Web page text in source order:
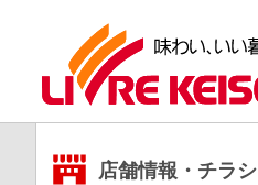
店舗情報・チラシ